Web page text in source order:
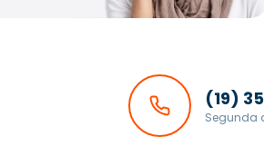
(19)
Segunda